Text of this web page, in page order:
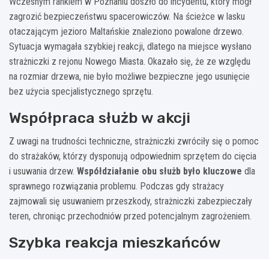
zagrozić bezpieczeństwu spacerowiczów. Na ścieżce w lasku
otaczającym jezioro Maltańskie znaleziono powalone drzewo.
Sytuacja wymagała szybkiej reakcji, dlatego na miejsce wysłano
strażniczki z rejonu Nowego Miasta. Okazało się, że ze względu
na rozmiar drzewa, nie było możliwe bezpieczne jego usunięcie
bez użycia specjalistycznego sprzętu.
Współpraca służb w akcji
Z uwagi na trudności techniczne, strażniczki zwróciły się o pomoc
do strażaków, którzy dysponują odpowiednim sprzętem do cięcia
i usuwania drzew. Współdziałanie obu służb było kluczowe dla
sprawnego rozwiązania problemu. Podczas gdy strażacy
zajmowali się usuwaniem przeszkody, strażniczki zabezpieczały
teren, chroniąc przechodniów przed potencjalnym zagrożeniem.
Szybka reakcja mieszkańców